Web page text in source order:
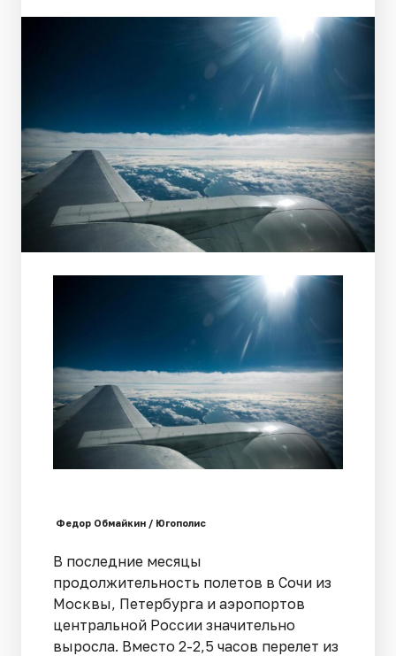
Федор Обмайкин / Югополис
В последние месяцы
продолжительность полетов в Сочи из
Москвы, Петербурга и аэропортов
центральной России значительно
выросла. Вместо 2-2,5 часов перелет из